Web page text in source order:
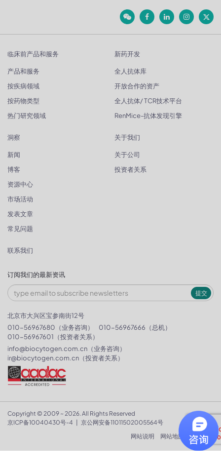
临床前产品和服务
产品和服务
按疾病领域
按药物类型
热门研究领域
新药开发
全人抗体库
开放合作的资产
全人抗体/ TCR技术平台
RenMice-抗体发现引擎
洞察
新闻
博客
资源中心
市场活动
发表文章
常见问题
关于我们
关于公司
投资者关系
联系我们
订阅我们的最新资讯
提交
北京市大兴区宝参南街12号
010-56967680（业务咨询）
010-56967666（总机）
010-56967601（投资者关系）
info@biocytogen.com.cn （业务咨询）
ir@biocytogen.com.cn （投资者关系）
Copyright © 2009 ~ 2026. All Rights Reserved
京ICP备10040430号-4
京公网安备11011502005564号
网站说明
网站地图 隐私政策